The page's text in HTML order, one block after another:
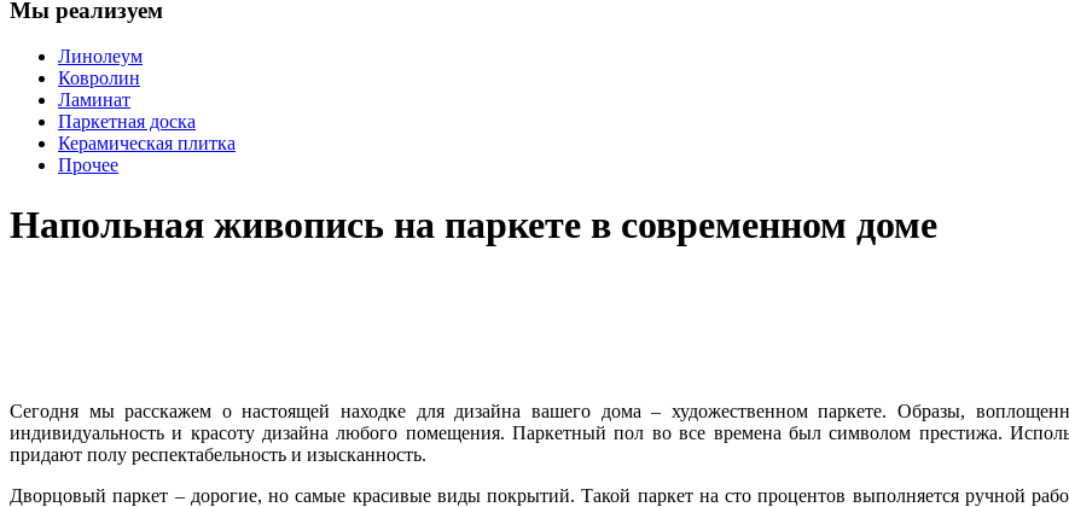
Мы реализуем
Линолеум
Ковролин
Ламинат
Паркетная доска
Керамическая плитка
Прочее
Напольная живопись на паркете в современном доме
Сегодня мы расскажем о настоящей находке для дизайна вашего дома – художественном паркете. Образы,
индивидуальность и красоту дизайна любого помещения. Паркетный пол во все времена был символом престижа.
придают полу респектабельность и изысканность.
Дворцовый паркет – дорогие, но самые красивые виды покрытий. Такой паркет на сто процентов выполняется ручной